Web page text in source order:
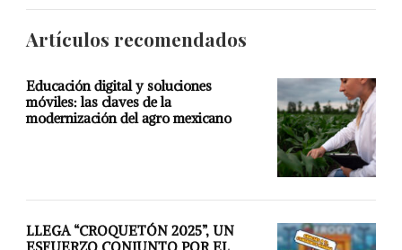
Artículos recomendados
Educación digital y soluciones
móviles: las claves de la
modernización del agro mexicano
LLEGA “CROQUETÓN 2025”, UN